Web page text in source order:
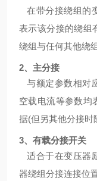
在带分接绕组的
表示该分接的绕组
绕组与任何其他绕
2、主分接
与额定参数相对
空载电流等参数均
据(但另其他分接时
3、有载分接开关
适合于在变压器
器绕组分接连接位